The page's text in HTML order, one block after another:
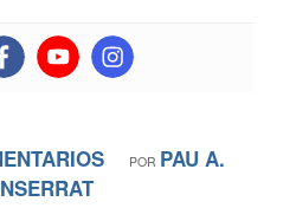
/ POR PAU A.